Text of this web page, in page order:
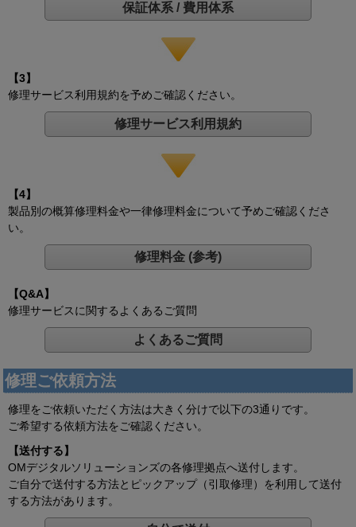
保証体系 / 費用体系
【3】
修理サービス利用規約を予めご確認ください。
修理サービス利用規約
【4】
製品別の概算修理料金や一律修理料金について予めご確認くださ
い。
修理料金 (参考)
【Q&A】
修理サービスに関するよくあるご質問
よくあるご質問
修理ご依頼方法
修理をご依頼いただく方法は大きく分けで以下の3通りです。
ご希望する依頼方法をご確認ください。
【送付する】
OMデジタルソリューションズの各修理拠点へ送付します。
ご自分で送付する方法とピックアップ（引取修理）を利用して送付
する方法があります。